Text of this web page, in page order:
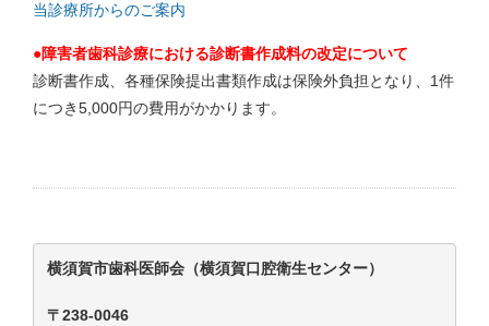
当診療所からのご案内
●障害者歯科診療における診断書作成料の改定について
診断書作成、各種保険提出書類作成は保険外負担となり、1件
につき5,000円の費用がかかります。
横須賀市歯科医師会（横須賀口腔衛生センター）
〒238-0046